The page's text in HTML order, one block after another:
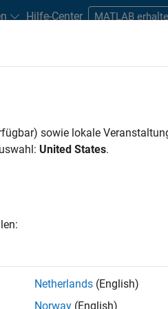
Hilfe-Center MATLAB
aus.
für Kfz-Steuergeräte
sowie lokale
United States.
Netherlands (English)
Norway (English)